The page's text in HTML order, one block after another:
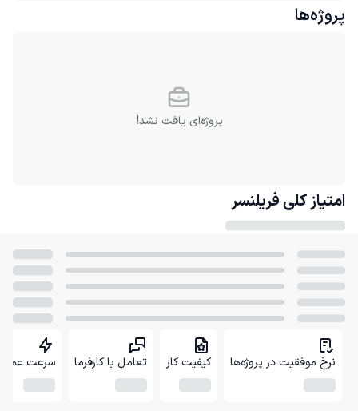
پروژه‌ها
پروژه‌ای یافت نشد!
امتیاز کلی فریلنسر
نرخ موفقیت در پروژه‌ها کیفیت کار تعامل با کارفرما سرعت عمل